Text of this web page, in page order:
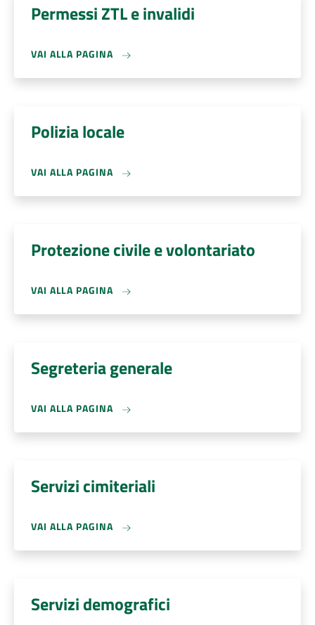
Permessi ZTL e invalidi
VAI ALLA PAGINA
Polizia locale
VAI ALLA PAGINA
Protezione civile e volontariato
VAI ALLA PAGINA
Segreteria generale
VAI ALLA PAGINA
Servizi cimiteriali
VAI ALLA PAGINA
Servizi demografici